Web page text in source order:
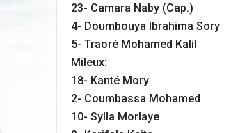
23- Camara Naby (Cap.)
4- Doumbouya Ibrahima Sory
5- Traoré Mohamed Kalil
Mileux:
18- Kanté Mory
2- Coumbassa Mohamed
10- Sylla Morlaye